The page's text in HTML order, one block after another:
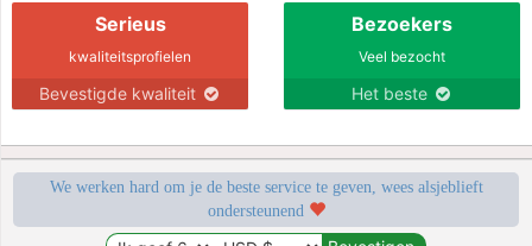
Serieus
kwaliteitsprofielen
Bevestigde kwaliteit
Bezoekers
Veel bezocht
Het beste
We werken hard om je de beste service te geven, wees alsjeblieft
ondersteunend